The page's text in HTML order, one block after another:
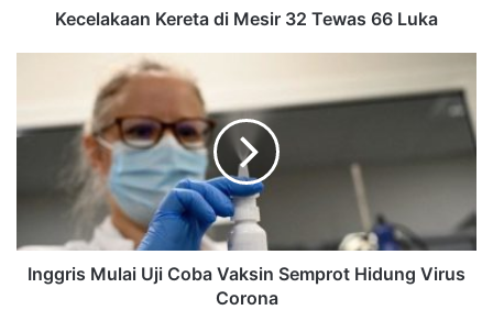
Kecelakaan Kereta di Mesir 32 Tewas 66 Luka
Inggris Mulai Uji Coba Vaksin Semprot Hidung Virus
Corona